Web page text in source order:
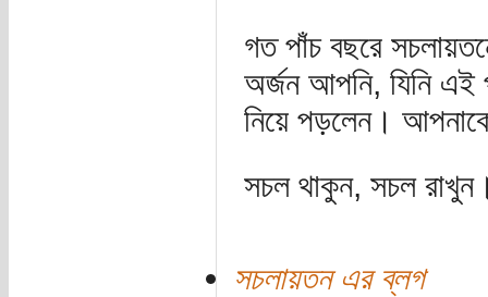
গত পাঁচ বছরে
অর্জন আপনি, যিনি এই
নিয়ে পড়লেন।
সচল থাকুন, সচল
সচলায়তন এর ব্লগ